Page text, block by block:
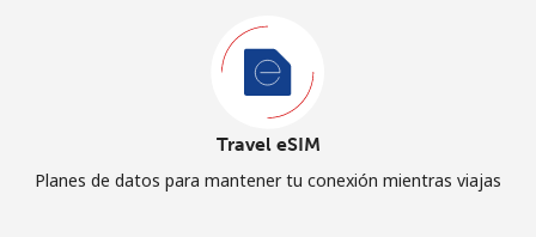
Travel eSIM
Planes de datos para mantener tu conexión mientras viajas